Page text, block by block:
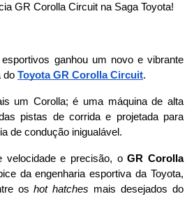
GR Corolla Circuit na Saga Toyota!
ganhou um novo e vibrante
do Toyota GR Corolla Circuit.
um Corolla; é uma máquina de alta
pistas de corrida e projetada para
de condução inigualável.
velocidade e precisão, o GR Corolla
da engenharia esportiva da Toyota,
os hot hatches mais desejados do